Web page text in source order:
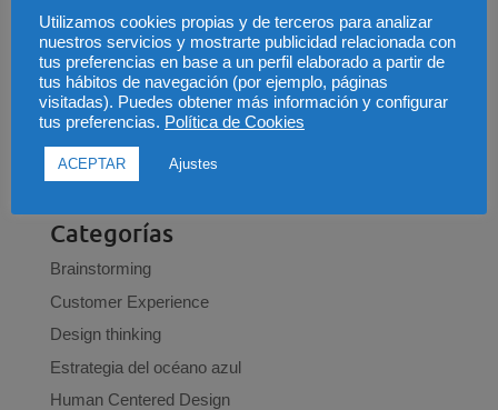
permitir (parte 2)
No, no, no y no. Las 4 cosas que debes saber antes
de emprender
Preguntas que te debes hacer para innovar en tu
negocio
Los 7 pecados capitales del net promoter score
Categorías
Brainstorming
Customer Experience
Design thinking
Estrategia del océano azul
Human Centered Design
Utilizamos cookies propias y de terceros para analizar
nuestros servicios y mostrarte publicidad relacionada con
tus preferencias en base a un perfil elaborado a partir de
tus hábitos de navegación (por ejemplo, páginas
visitadas). Puedes obtener más información y configurar
tus preferencias. Política de Cookies
ACEPTAR Ajustes